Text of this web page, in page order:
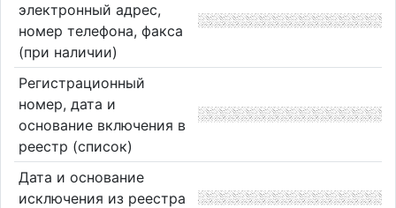
электронный адрес,
номер телефона, факса
(при наличии)
Регистрационный
номер, дата и
основание включения в
реестр (список)
Дата и основание
исключения из реестра